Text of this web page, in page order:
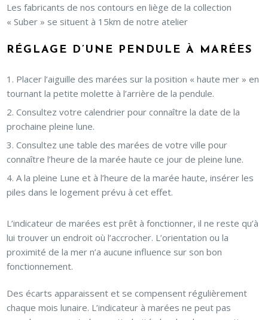
Les fabricants de nos contours en liège de la collection
« Suber » se situent à 15km de notre atelier
RÉGLAGE D’UNE PENDULE À MARÉES
Placer l’aiguille des marées sur la position « haute mer » en
tournant la petite molette à l’arrière de la pendule.
Consultez votre calendrier pour connaître la date de la
prochaine pleine lune.
Consultez une table des marées de votre ville pour
connaître l’heure de la marée haute ce jour de pleine lune.
A la pleine Lune et à l’heure de la marée haute, insérer les
piles dans le logement prévu à cet effet.
L’indicateur de marées est prêt à fonctionner, il ne reste qu’à
lui trouver un endroit où l’accrocher. L’orientation ou la
proximité de la mer n’a aucune influence sur son bon
fonctionnement.
Des écarts apparaissent et se compensent régulièrement
chaque mois lunaire. L’indicateur à marées ne peut pas